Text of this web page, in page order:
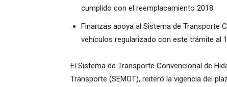
cumplido con el reemplacamiento 2018
Finanzas apoya al Sistema de Transporte
vehículos regularizado con este trámite al
El Sistema de Transporte Convencional de
Transporte (SEMOT), reiteró la vigencia del